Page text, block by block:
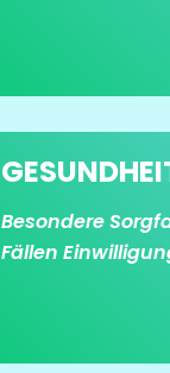
Besondere
Fällen